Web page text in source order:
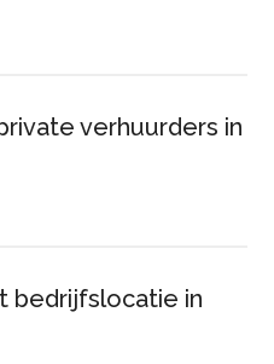
verhuurders in
bedrijfslocatie in